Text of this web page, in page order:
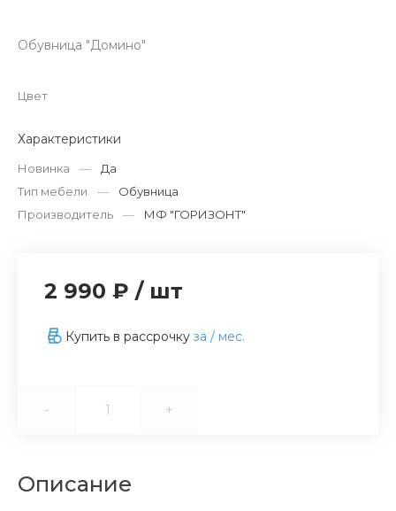
Обувница "Домино"
Цвет
Характеристики
Новинка —
Да
Тип мебели
—
Обувница
Производитель
— МФ "ГОРИЗОНТ"
2 990 ₽ / шт
Купить в рассрочку за / мес.
- +
Описание